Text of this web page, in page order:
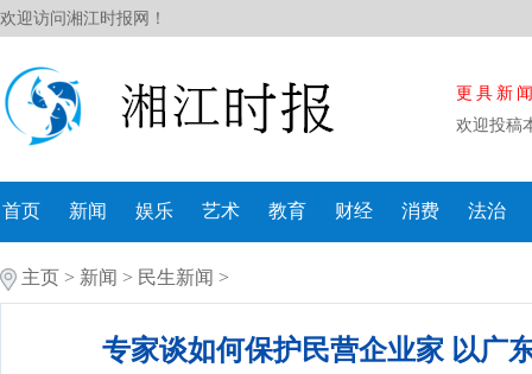
欢迎访问湘江时报网！
更具新
欢迎投稿
首页 新闻 娱乐 艺术 教育 财经 消费 法治
主页 > 新闻 > 民生新闻 >
专家谈如何保护民营企业家 以广